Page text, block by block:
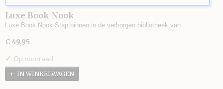
Luxe Book Nook
Luxe Book Nook Stap binnen in de verborgen bibliotheek van…
€ 49,95
✓ Op voorraad
IN WINKELWAGEN